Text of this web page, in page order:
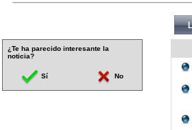
¿Te ha parecido interesante la
noticia?
Sí No